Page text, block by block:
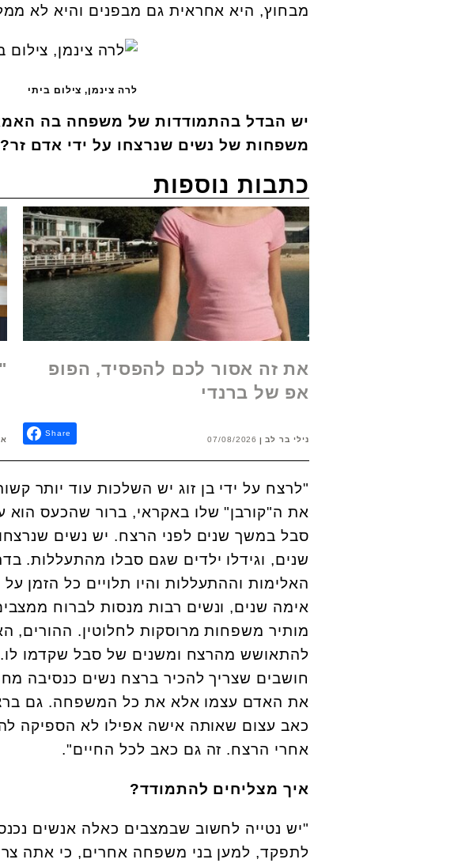
מבחוץ, היא אחראית גם מבפנים והיא לא
לרה צינמן, צילום ביתי
יש הבדל בהתמודדות של משפחה בה האמא
משפחות של נשים שנרצחו על ידי אדם זר?
כתבות נוספות
את זה אסור לכם להפסיד, הפופ
אפ של ברנדי
נילי בר לב 07/08/2026
Share
"לרצח על ידי בן זוג יש השלכות עוד יותר
את ה"קורבן" שלו באקראי, ברור שהכעס
סבל במשך שנים לפני הרצח. יש נשים
שנים, וגידלו ילדים שגם סבלו מהתעללות.
האלימות וההתעללות והיו תלויים כל הזמן
אימה שנים, ונשים רבות מנסות לברוח
מותיר משפחות מרוסקות לחלוטין. ההורים,
להתאושש מהרצח ומשנים של סבל שקדמו לו.
חושבים שצריך להכיר ברצח נשים כנסיבה
את האדם עצמו אלא את כל המשפחה. גם
כאב עצום שאותה אישה אפילו לא הספיקה
אחרי הרצח. זה גם כאב לכל החיים".
איך מצליחים להתמודד?
"יש נטייה לחשוב שבמצבים כאלה אנשים
לתפקד, למען בני משפחה אחרים, כי אתה